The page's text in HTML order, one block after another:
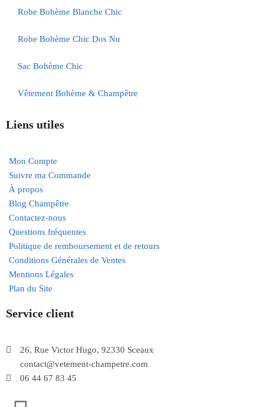
Robe Bohème Blanche Chic
Robe Bohème Chic Dos Nu
Sac Bohème Chic
Vêtement Bohème & Champêtre
Liens utiles
Mon Compte
Suivre ma Commande
À propos
Blog Champêtre
Contactez-nous
Questions fréquentes
Politique de remboursement et de retours
Conditions Générales de Ventes
Mentions Légales
Plan du Site
Service client
26, Rue Victor Hugo, 92330 Sceaux
contact@vetement-champetre.com
06 44 67 83 45